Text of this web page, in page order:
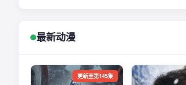
最新动漫
更新至第145集